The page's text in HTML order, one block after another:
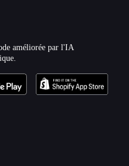
améliorée par l'IA